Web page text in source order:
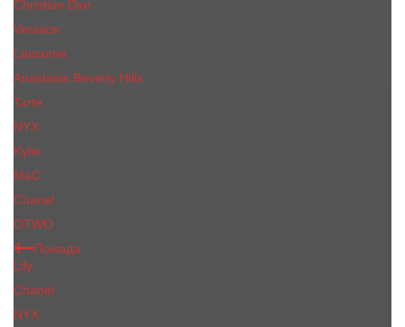
Christian Dior
Versace
Lancome
Anastasia Beverly Hills
Tarte
NYX
Kylie
MaC
Сhanеl
OTWO
Помада
Lily
Chanel
NYX